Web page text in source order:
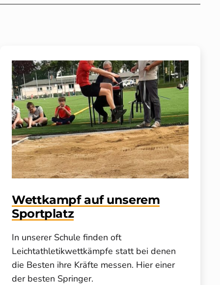
Wettkampf auf unserem
Sportplatz
In unserer Schule finden oft
Leichtathletikwettkämpfe statt bei denen
die Besten ihre Kräfte messen. Hier einer
der besten Springer.